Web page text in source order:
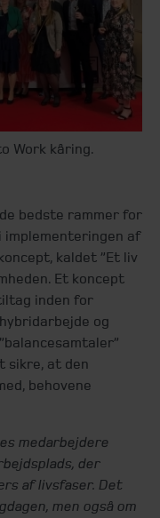
Work kåring.
bedste rammer for
af
kaldet ”Et liv
Et koncept
inden for
og
sikre, at den
behovene
medarbejdere
der
af livsfaser. Det
men også om